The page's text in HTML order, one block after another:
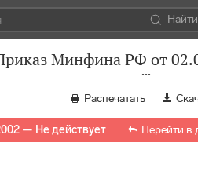
Найти
Минфина РФ от
Распечатать
— Не действует Перейти